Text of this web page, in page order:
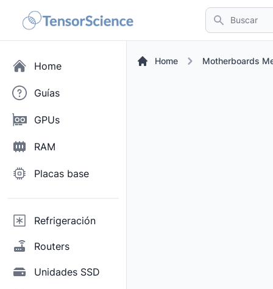
Buscar
Home
Guías
GPUs
RAM
Placas base
Refrigeración
Routers
Unidades SSD
Home Motherboards